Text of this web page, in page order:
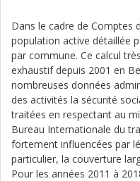
Dans le cadre de Comptes
population active détaillée
par commune. Ce calcul
exhaustif depuis 2001 en
nombreuses données
des activités la sécurité
traitées en respectant au
Bureau Internationale du
fortement influencées par
particulier, la couverture
Pour les années 2011 à